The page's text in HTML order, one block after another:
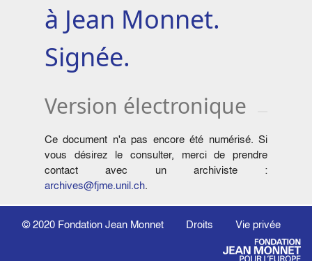
à Jean Monnet.
Signée.
Version électronique
Ce document n'a pas encore été numérisé. Si
vous désirez le consulter, merci de prendre
contact avec un archiviste :
archives@fjme.unil.ch.
© 2020 Fondation Jean Monnet Droits Vie privée